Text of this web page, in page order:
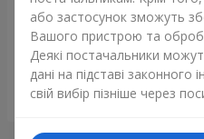
Букет "Tarnis"
6 091 грн
Замовити
або застосунок зможуть
Вашого пристрою та
Деякі постачальники
дані на підставі
свій вибір пізніше через